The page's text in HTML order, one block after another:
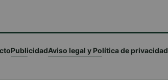
PublicidadAviso legal y Política de privacidad